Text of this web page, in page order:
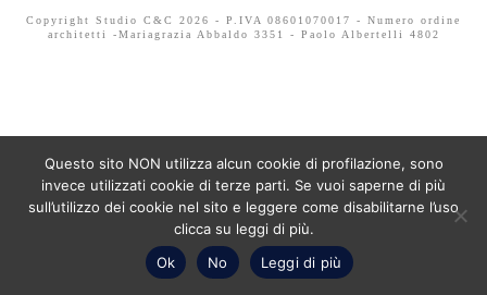
Copyright Studio C&C 2026 - P.IVA 08601070017 - Numero ordine
architetti -Mariagrazia Abbaldo 3351 - Paolo Albertelli 4802
Questo sito NON utilizza alcun cookie di profilazione, sono
invece utilizzati cookie di terze parti. Se vuoi saperne di più
sull’utilizzo dei cookie nel sito e leggere come disabilitarne l’uso
clicca su leggi di più.
Ok
No Leggi di più